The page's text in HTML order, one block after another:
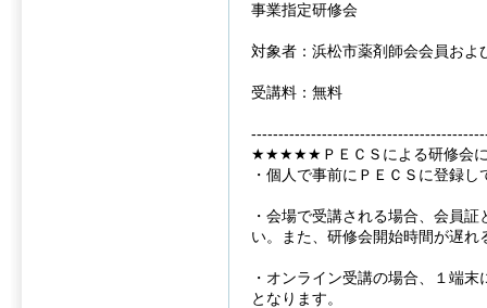
事業指定研修会
対象者：浜松市薬剤師会会員お
受講料：無料
★★★★★ＰＥＣＳによる研修
・個人で事前にＰＥＣＳに登録
・会場で受講される場合、会員
い。また、研修会開始時間が遅
・オンライン受講の場合、１端
となります。